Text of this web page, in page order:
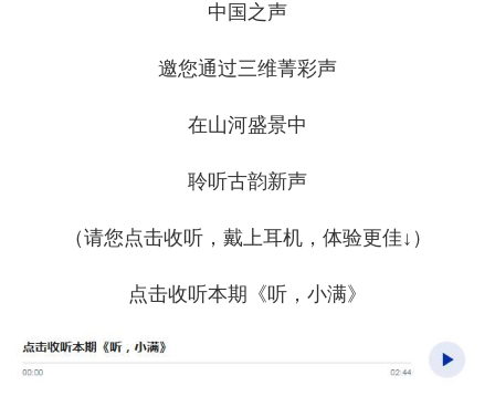
中国之声
邀您通过三维菁彩声
在山河盛景中
聆听古韵新声
（请您点击收听，戴上耳机，体验更佳↓）
点击收听本期《听，小满》